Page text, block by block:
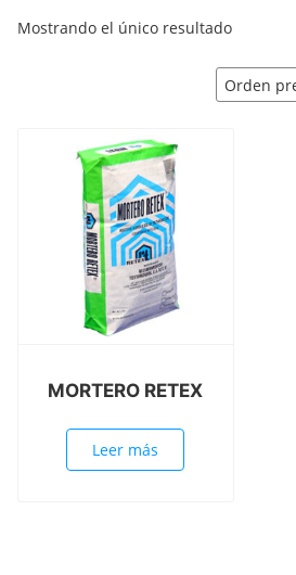
Mostrando el único resultado
MORTERO RETEX
Leer más